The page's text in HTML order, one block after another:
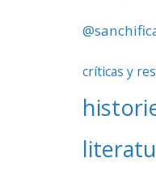
críticas y